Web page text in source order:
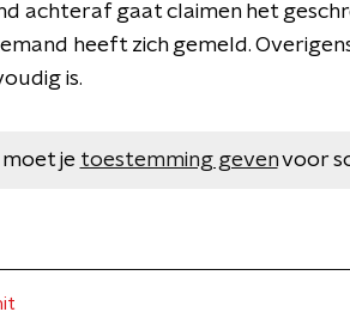
achteraf gaat claimen het
heeft zich gemeld.
is.
je toestemming gevenvoor